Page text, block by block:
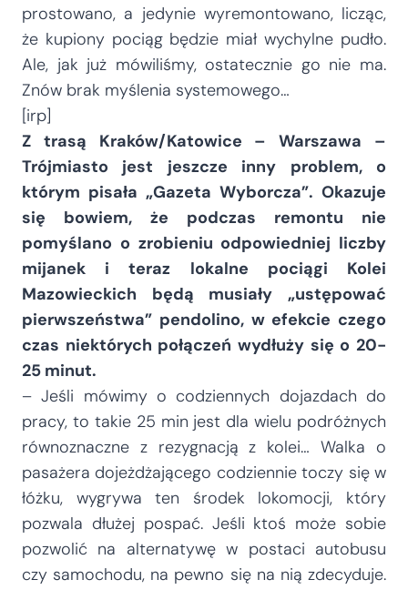
prostowano, a jedynie wyremontowano, licząc,
że kupiony pociąg będzie miał wychylne pudło.
Ale, jak już mówiliśmy, ostatecznie go nie ma.
Znów brak myślenia systemowego…
[irp]
Z trasą Kraków/Katowice – Warszawa –
Trójmiasto jest jeszcze inny problem, o
którym pisała „Gazeta Wyborcza”. Okazuje
się bowiem, że podczas remontu nie
pomyślano o zrobieniu odpowiedniej liczby
mijanek i teraz lokalne pociągi Kolei
Mazowieckich będą musiały „ustępować
pierwszeństwa” pendolino, w efekcie czego
czas niektórych połączeń wydłuży się o 20-
25 minut.
– Jeśli mówimy o codziennych dojazdach do
pracy, to takie 25 min jest dla wielu podróżnych
równoznaczne z rezygnacją z kolei… Walka o
pasażera dojeżdżającego codziennie toczy się w
łóżku, wygrywa ten środek lokomocji, który
pozwala dłużej pospać. Jeśli ktoś może sobie
pozwolić na alternatywę w postaci autobusu
czy samochodu, na pewno się na nią zdecyduje.